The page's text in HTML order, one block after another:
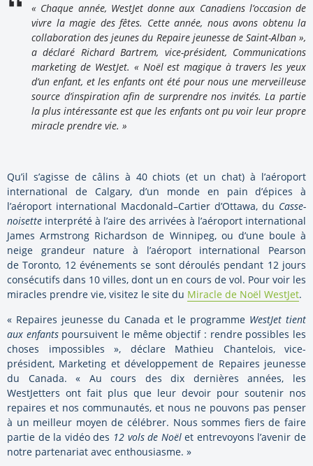
« Chaque année, WestJet donne aux Canadiens l’occasion de
vivre la magie des fêtes. Cette année, nous avons obtenu la
collaboration des jeunes du Repaire jeunesse de Saint-Alban »,
a déclaré Richard Bartrem, vice-président, Communications
marketing de WestJet. « Noël est magique à travers les yeux
d’un enfant, et les enfants ont été pour nous une merveilleuse
source d’inspiration afin de surprendre nos invités. La partie
la plus intéressante est que les enfants ont pu voir leur propre
miracle prendre vie. »
Qu’il s’agisse de câlins à 40 chiots (et un chat) à l’aéroport
international de Calgary, d’un monde en pain d’épices à
l’aéroport international Macdonald–Cartier d’Ottawa, du Casse-
noisette interprété à l’aire des arrivées à l’aéroport international
James Armstrong Richardson de Winnipeg, ou d’une boule à
neige grandeur nature à l’aéroport international Pearson
deToronto, 12 événements se sont déroulés pendant 12 jours
consécutifs dans 10 villes, dont un en cours de vol. Pour voir les
miracles prendre vie, visitez le site du Miracle de Noël WestJet.
« Repaires jeunesse du Canada et le programme WestJet tient
aux enfantspoursuivent le même objectif : rendre possibles les
choses impossibles », déclare Mathieu Chantelois, vice-
président, Marketing et développement de Repaires jeunesse
du Canada. « Au cours des dix dernières années, les
WestJetters ont fait plus que leur devoir pour soutenir nos
repaires et nos communautés, et nous ne pouvons pas penser
à un meilleur moyen de célébrer. Nous sommes fiers de faire
partie de la vidéo des 12 vols de Noëlet entrevoyons l’avenir de
notre partenariat avec enthousiasme. »